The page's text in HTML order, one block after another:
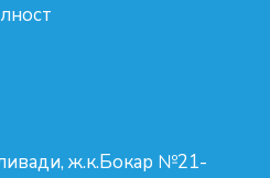
ж.к.Бокар №21-